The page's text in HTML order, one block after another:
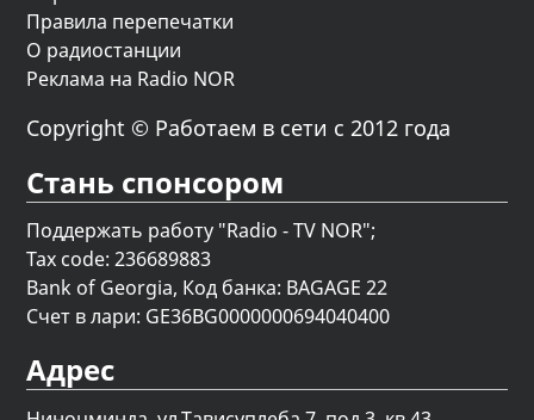
Правила перепечатки
О радиостанции
Реклама на Radio NOR
Copyright © Работаем в сети с 2012 года
Стань спонсором
Поддержать работу "Radio - TV NOR";
Tax code: 236689883
Bank of Georgia, Код банка: BAGAGE 22
Счет в лари: GE36BG0000000694040400
Адрес